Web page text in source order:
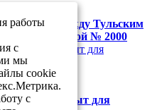
между Тульским
школой № 2000
будет закрыт для
работы
с
мы
cookie
с